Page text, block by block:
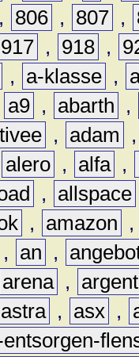
, 806 , 807 ,
917 , 918 ,
, a-klasse ,
a9 , abarth
,
, adam
alero , alfa ,
, allspace
, amazon
, an ,
arena ,
astra , asx ,